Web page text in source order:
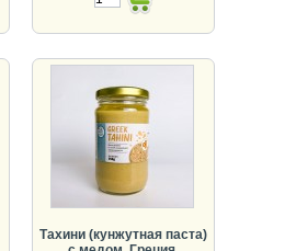
Тахини (кунжутная паста)